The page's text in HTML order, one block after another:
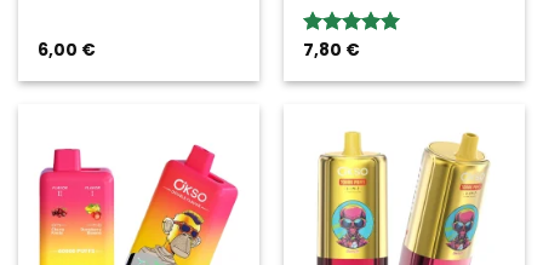
6,00 €
Valoración:
5
7,80 €